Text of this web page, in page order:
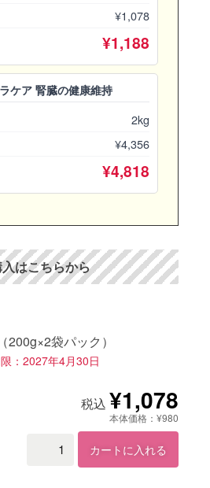
¥1,078
¥1,188
ケア 腎臓の健康維持
2kg
¥4,356
¥4,818
はこちらから
200g×2袋パック）
：2027年4月30日
税込 ¥1,078
本体価格：¥980
カートに入れる